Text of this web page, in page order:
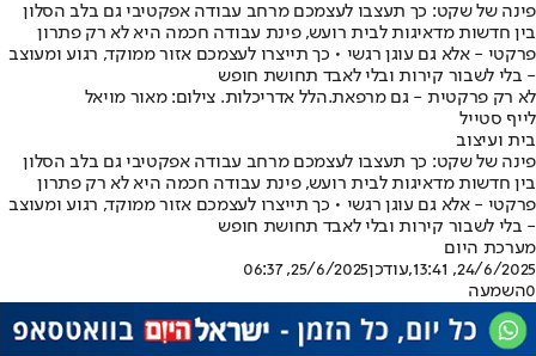
פינה של שקט: כך תעצבו לעצמכם מרחב עבודה אפקטיבי גם בלב הסלון
בין חדשות מדאיגות לבית רועש, פינת עבודה חכמה היא לא רק פתרון
פרקטי - אלא גם עוגן רגשי • כך תייצרו לעצמכם אזור ממוקד, רגוע ומעוצב
- בלי לשבור קירות ובלי לאבד תחושת חופש
לא רק פרקטית - גם מרפאת.הלל אדריכלות. צילום: מאור מויאל
לייף סטייל
בית ועיצוב
פינה של שקט: כך תעצבו לעצמכם מרחב עבודה אפקטיבי גם בלב הסלון
בין חדשות מדאיגות לבית רועש, פינת עבודה חכמה היא לא רק פתרון
פרקטי - אלא גם עוגן רגשי • כך תייצרו לעצמכם אזור ממוקד, רגוע ומעוצב
- בלי לשבור קירות ובלי לאבד תחושת חופש
מערכת היום
24/6/2025, 13:41
,עודכן25/6/2025, 06:37
0השמעה